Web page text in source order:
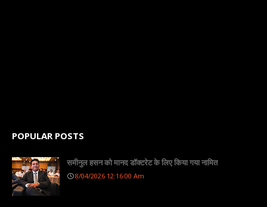
POPULAR POSTS
समीनुल हसन को मानद डॉक्टरेट के लिए किया गया नामित
8/04/2026 12:16:00 Am